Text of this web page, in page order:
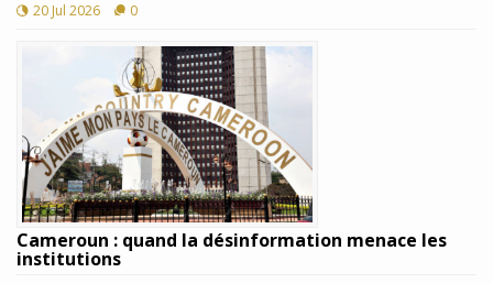
20 Jul 2026 0
Cameroun : quand la désinformation menace les
institutions